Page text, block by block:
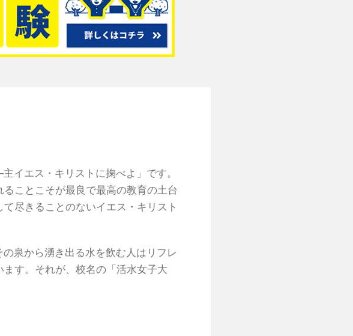
イエス・キリストに掬べよ」です。
ことこそが最良で最高の教育の土台
尽きることのないイエス・キリスト
泉から湧き出る水を飲む人はリフレ
す。それが、校名の「活水女子大